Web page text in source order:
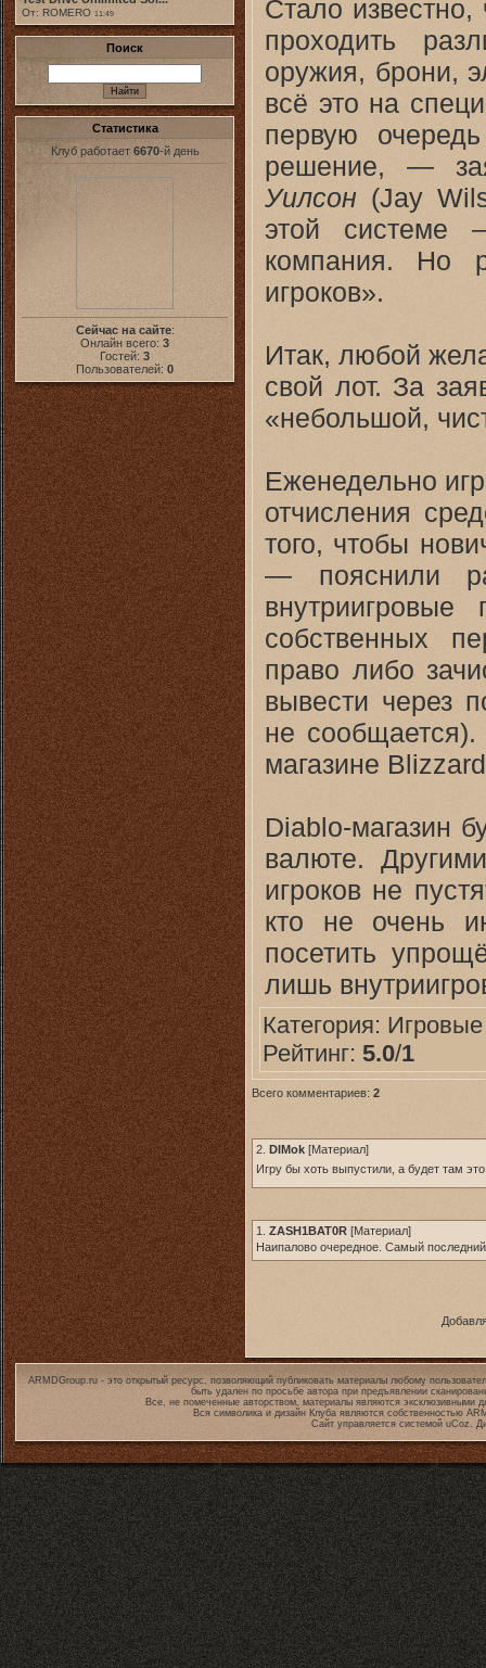
От: ROMERO 11:49
Поиск
Статистика
Клуб работает 6670-й день
Сейчас на сайте:
Онлайн всего: 3
Гостей: 3
Пользователей: 0
Стало
проходить
оружия, брони,
всё это на
первую
решение, —
Уилсон (Jay
этой системе
компания. Но
игроков».
Итак, любой
свой лот. За
«небольшой,
Еженедельно
отчисления
того, чтобы
— пояснили
собственных
право либо
вывести через
не
магазине
Diablo-магазин
валюте.
игроков не
кто не очень
посетить
лишь
Категория:
Рейтинг: 5.0/1
Всего комментариев: 2
2. DIMok [Материал]
Игру бы хоть выпустили, а будет там
1. ZASH1BAT0R [Материал]
Наипалово очередное. Самый последний
ARMDGroup.ru - это открытый ресурс, позволяющий публиковать материалы любому
быть удален по просьбе автора при предъявлении
Все, не помеченные авторством, материалы являются эксклюзивными
Вся символика и дизайн Клуба являются собственностью
Сайт управляется системой uCoz.